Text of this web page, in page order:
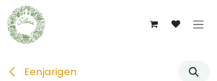
Overslaan naar inhoud
Eenjarigen